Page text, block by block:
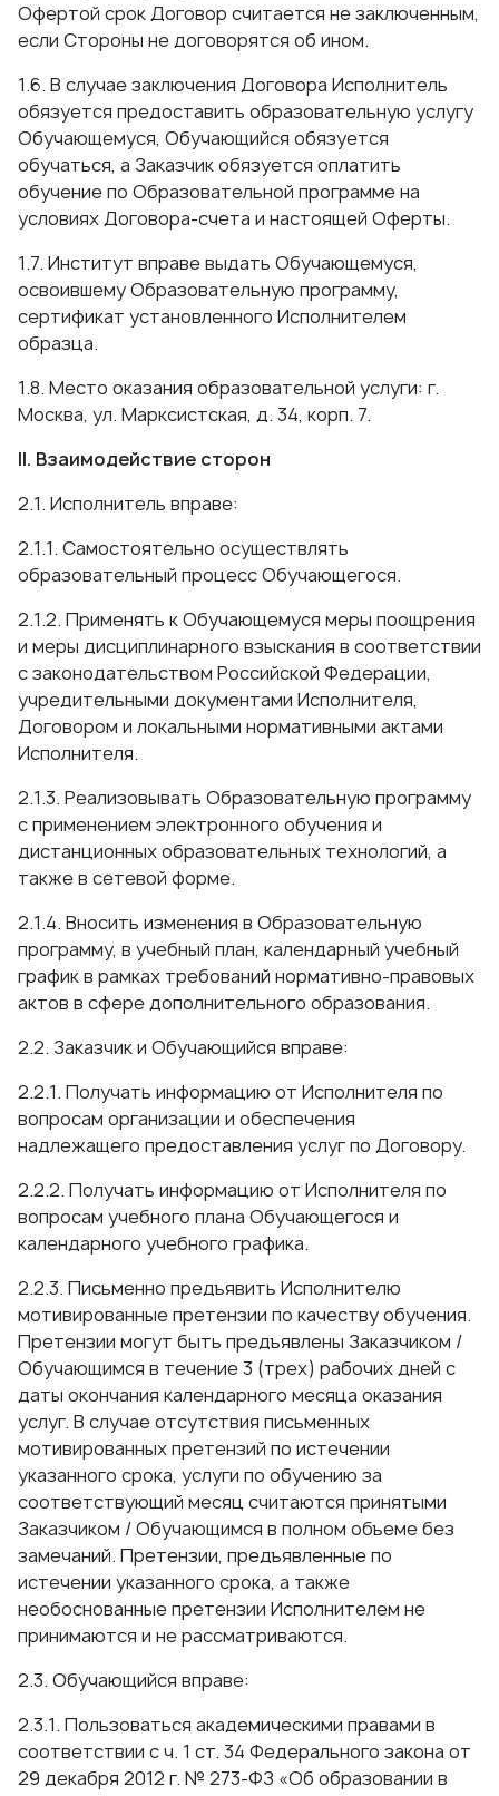
Офертой срок Договор считается не заключенным,
если Стороны не договорятся об ином.
1.6. В случае заключения Договора Исполнитель
обязуется предоставить образовательную услугу
Обучающемуся, Обучающийся обязуется
обучаться, а Заказчик обязуется оплатить
обучение по Образовательной программе на
условиях Договора-счета и настоящей Оферты.
1.7. Институт вправе выдать Обучающемуся,
освоившему Образовательную программу,
сертификат установленного Исполнителем
образца.
1.8. Место оказания образовательной услуги: г.
Москва, ул. Марксистская, д. 34, корп. 7.
II. Взаимодействие сторон
2.1. Исполнитель вправе:
2.1.1. Самостоятельно осуществлять
образовательный процесс Обучающегося.
2.1.2. Применять к Обучающемуся меры поощрения
и меры дисциплинарного взыскания в соответствии
с законодательством Российской Федерации,
учредительными документами Исполнителя,
Договором и локальными нормативными актами
Исполнителя.
2.1.3. Реализовывать Образовательную программу
с применением электронного обучения и
дистанционных образовательных технологий, а
также в сетевой форме.
2.1.4. Вносить изменения в Образовательную
программу, в учебный план, календарный учебный
график в рамках требований нормативно-правовых
актов в сфере дополнительного образования.
2.2. Заказчик и Обучающийся вправе:
2.2.1. Получать информацию от Исполнителя по
вопросам организации и обеспечения
надлежащего предоставления услуг по Договору.
2.2.2. Получать информацию от Исполнителя по
вопросам учебного плана Обучающегося и
календарного учебного графика.
2.2.3. Письменно предъявить Исполнителю
мотивированные претензии по качеству обучения.
Претензии могут быть предъявлены Заказчиком /
Обучающимся в течение 3 (трех) рабочих дней с
даты окончания календарного месяца оказания
услуг. В случае отсутствия письменных
мотивированных претензий по истечении
указанного срока, услуги по обучению за
соответствующий месяц считаются принятыми
Заказчиком / Обучающимся в полном объеме без
замечаний. Претензии, предъявленные по
истечении указанного срока, а также
необоснованные претензии Исполнителем не
принимаются и не рассматриваются.
2.3. Обучающийся вправе:
2.3.1. Пользоваться академическими правами в
соответствии с ч. 1 ст. 34 Федерального закона от
29 декабря 2012 г. № 273-ФЗ «Об образовании в